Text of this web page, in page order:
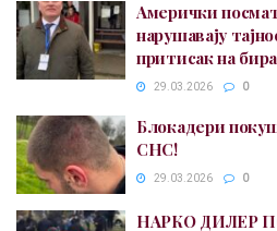
Амерички
нарушавају
притисак на
29.03.2026 0
Блокадери
СНС!
29.03.2026 0
НАРКО ДИЛЕР